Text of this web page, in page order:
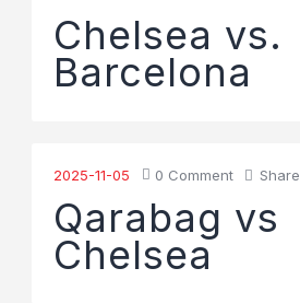
Chelsea vs.
Barcelona
2025-11-05 0 Comment Share
Qarabag vs
Chelsea